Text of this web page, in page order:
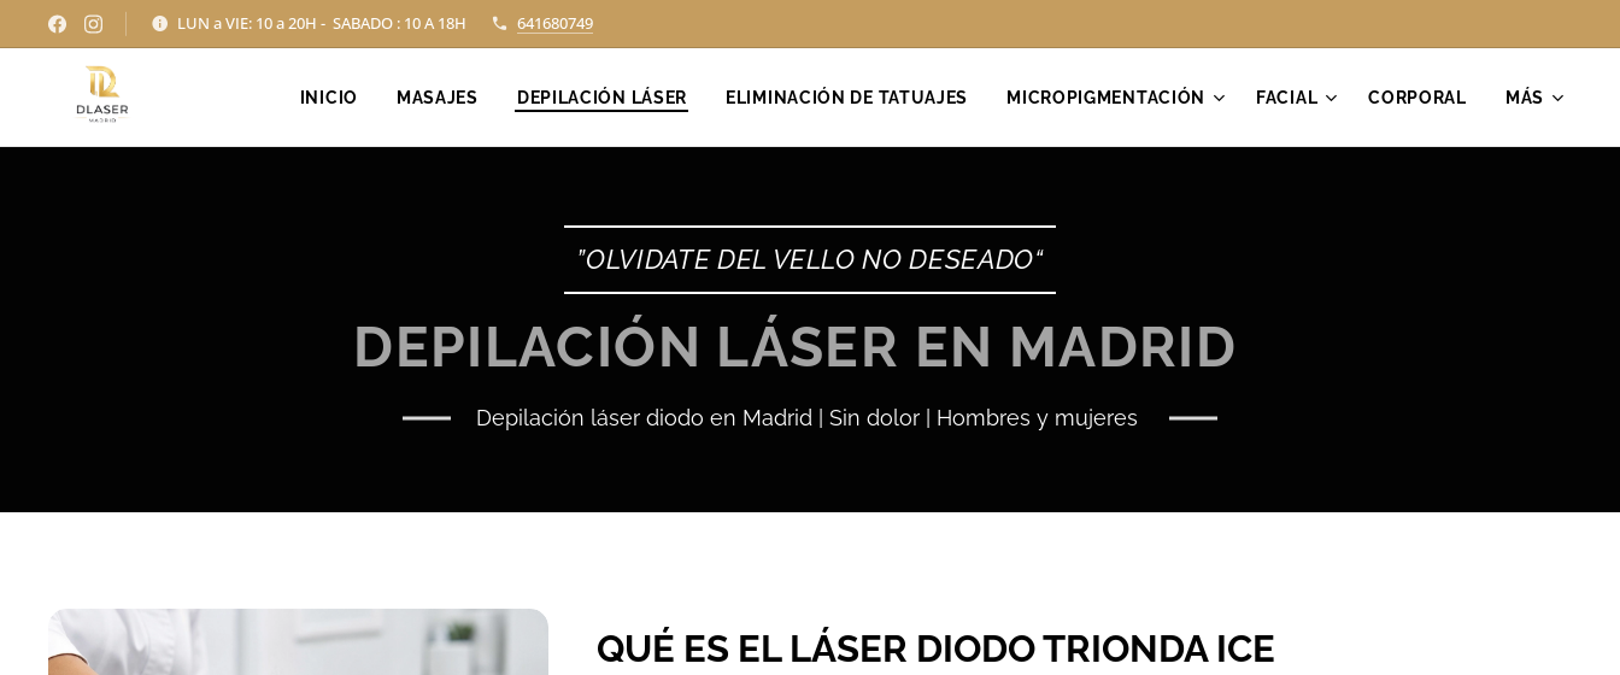
LUN a VIE: 10 a 20H - SABADO : 10 A 18H 641680749
INICIO MASAJES DEPILACIÓN LÁSER ELIMINACIÓN DE TATUAJES MICROPIGMENTACIÓN FACIAL CORPORAL MÁS
”OLVIDATE DEL VELLO NO DESEADO“
DEPILACIÓN LÁSER EN MADRID
Depilación láser diodo en Madrid | Sin dolor | Hombres y mujeres
QUÉ ES EL LÁSER DIODO TRIONDA ICE